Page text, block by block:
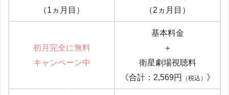
（1ヵ月目）
（2ヵ月目）
初月完全に無料
キャンペーン中
基本料金
＋
衛星劇場視聴料
《合計：2,569円
（税込） 》